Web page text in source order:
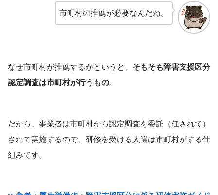
市町村の推薦が必要なんだね。
なぜ市町村が推薦するかというと、 そもそも障害支援区分
認定調査は市町村が行うもの。
だから、事業者は市町村から認定調査を委託（任されて）
されて実施するので、研修を受ける人選は市町村がする仕
組みです。